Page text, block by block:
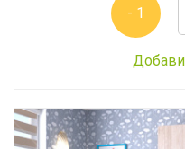
- 1